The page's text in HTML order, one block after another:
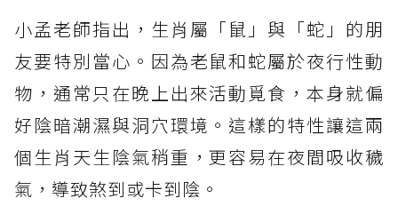
小孟老師指出，生肖屬「鼠」與「蛇」的朋
友要特別當心。因為老鼠和蛇屬於夜行性動
物，通常只在晚上出來活動覓食，本身就偏
好陰暗潮濕與洞穴環境。這樣的特性讓這兩
個生肖天生陰氣稍重，更容易在夜間吸收穢
氣，導致煞到或卡到陰。